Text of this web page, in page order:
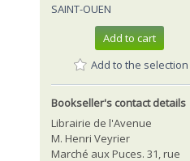
SAINT-OUEN
Add to cart
Add to the selection
Bookseller's contact details
Librairie de l'Avenue
M. Henri Veyrier
Marché aux Puces. 31, rue